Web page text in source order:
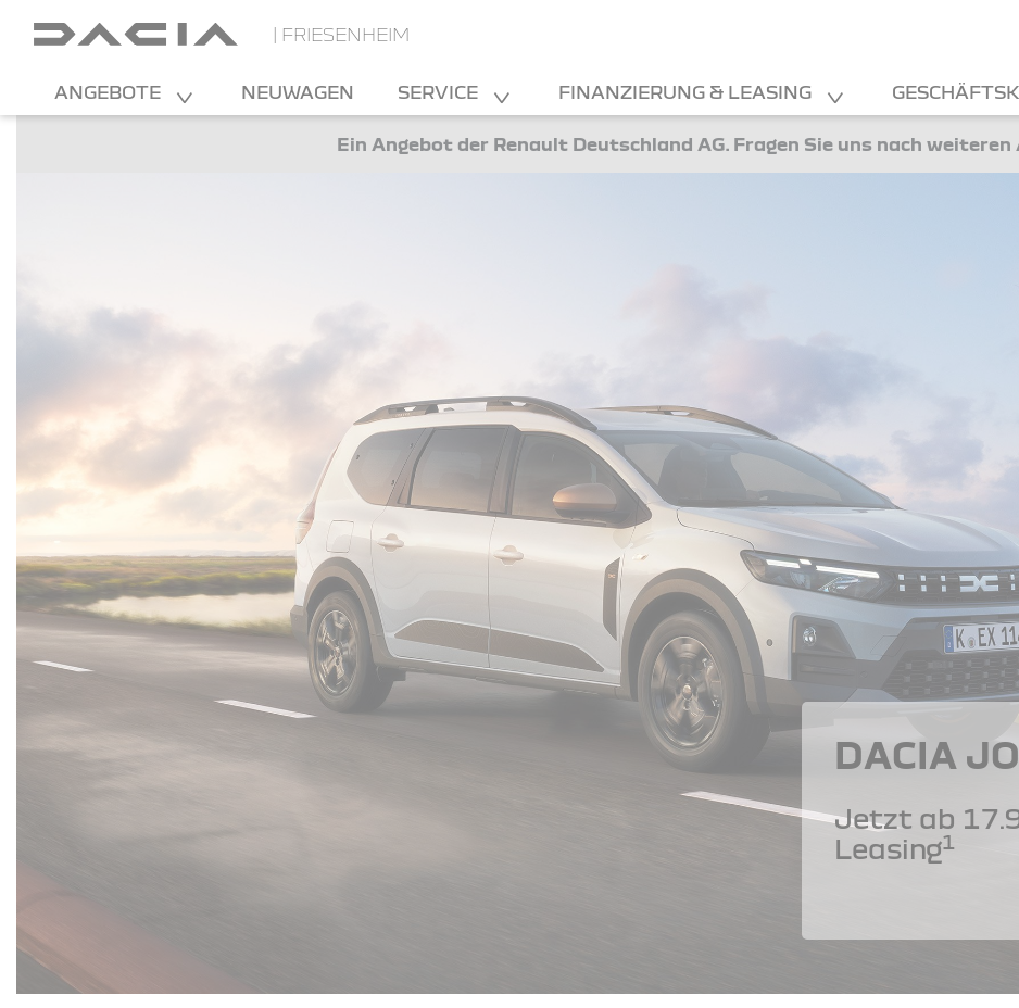
| FRIESENHEIM
ANGEBOTE NEUWAGEN SERVICE FINANZIERUNG & LEASING
Ein Angebot der Renault Deutschland AG. Fragen Sie uns nach weiteren
DACIA
Jetzt ab
Leasing1